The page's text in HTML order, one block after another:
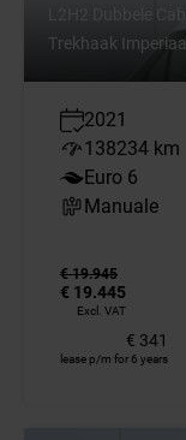
L2H2 Dubbele
Trekhaak
2021
138234 km
Euro 6
Manuale
€ 19.945
€ 19.445
Excl. VAT
€ 341
lease p/m for 6 years